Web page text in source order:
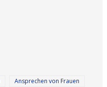
Ansprechen von Frauen